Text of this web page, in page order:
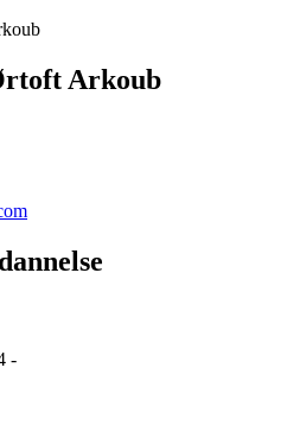
Arkoub
-